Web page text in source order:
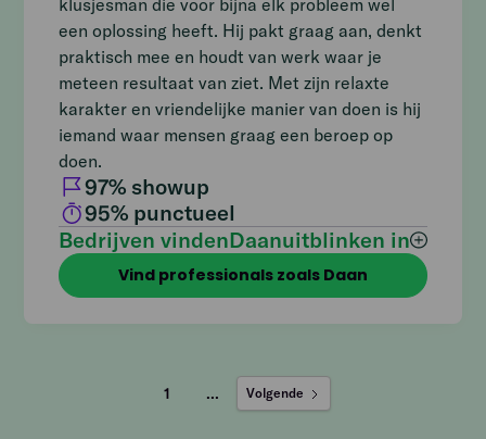
een oplossing heeft. Hij pakt graag aan, denkt
praktisch mee en houdt van werk waar je
meteen resultaat van ziet. Met zijn relaxte
karakter en vriendelijke manier van doen is hij
iemand waar mensen graag een beroep op
doen.
97% showup
95% punctueel
Bedrijven vindenDaanuitblinken in
Vind professionals zoals Daan
1 ... Volgende